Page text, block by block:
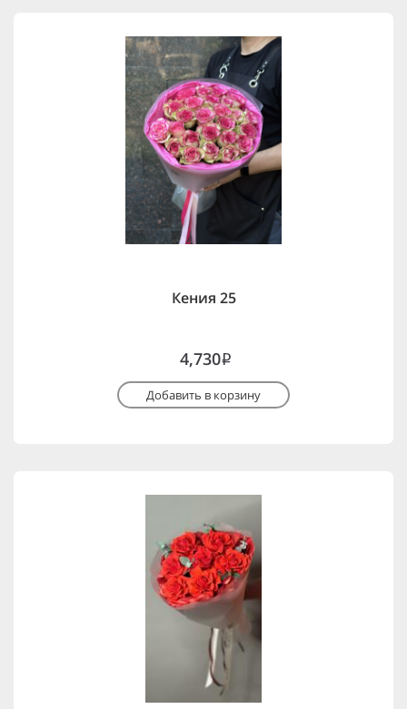
Кения 25
4,730i
Добавить в корзину